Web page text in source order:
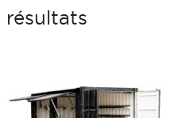
résultats